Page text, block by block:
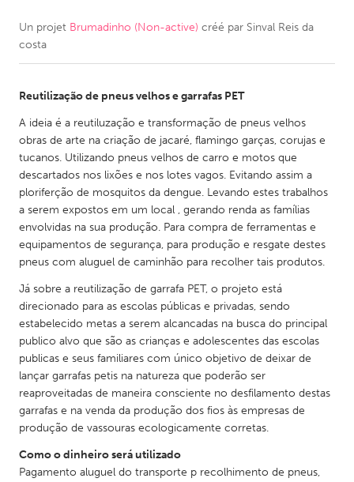
CANADA
South Shore
Toronto
MALAYSIA
Kuala Lumpur
NETHERLANDS
Utrecht
QATAR
Qatar
SINGAPORE
Singapore
Un projet Brumadinho (Non-active) créé par Sinval Reis da
costa
Reutilização de pneus velhos e garrafas PET
A ideia é a reutiluzação e transformação de pneus velhos
obras de arte na criação de jacaré, flamingo garças, corujas e
tucanos. Utilizando pneus velhos de carro e motos que
descartados nos lixões e nos lotes vagos. Evitando assim a
ploriferção de mosquitos da dengue. Levando estes trabalhos
a serem expostos em um local , gerando renda as famílias
envolvidas na sua produção. Para compra de ferramentas e
equipamentos de segurança, para produção e resgate destes
pneus com aluguel de caminhão para recolher tais produtos.
Já sobre a reutilização de garrafa PET, o projeto está
direcionado para as escolas públicas e privadas, sendo
estabelecido metas a serem alcancadas na busca do principal
publico alvo que são as crianças e adolescentes das escolas
publicas e seus familiares com único objetivo de deixar de
lançar garrafas petis na natureza que poderão ser
reaproveitadas de maneira consciente no desfilamento destas
garrafas e na venda da produção dos fios às empresas de
produção de vassouras ecologicamente corretas.
Como o dinheiro será utilizado
Pagamento aluguel do transporte p recolhimento de pneus,